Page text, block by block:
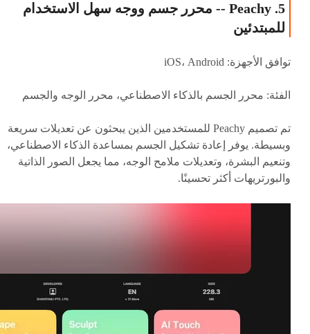
5. Peachy -- محرر جسم ووجه سهل الاستخدام
للمبتدئين
توافق الأجهزة: iOS، Android
الفئة: محرر الجسم بالذكاء الاصطناعي، محرر الوجه والجسم
تم تصميم Peachy للمستخدمين الذين يبحثون عن تعديلات سريعة
وبسيطة. يوفر إعادة تشكيل الجسم بمساعدة الذكاء الاصطناعي،
وتنعيم البشرة، وتعديلات ملامح الوجه، مما يجعل الصور الذاتية
والبورتريهات أكثر تحسينًا.